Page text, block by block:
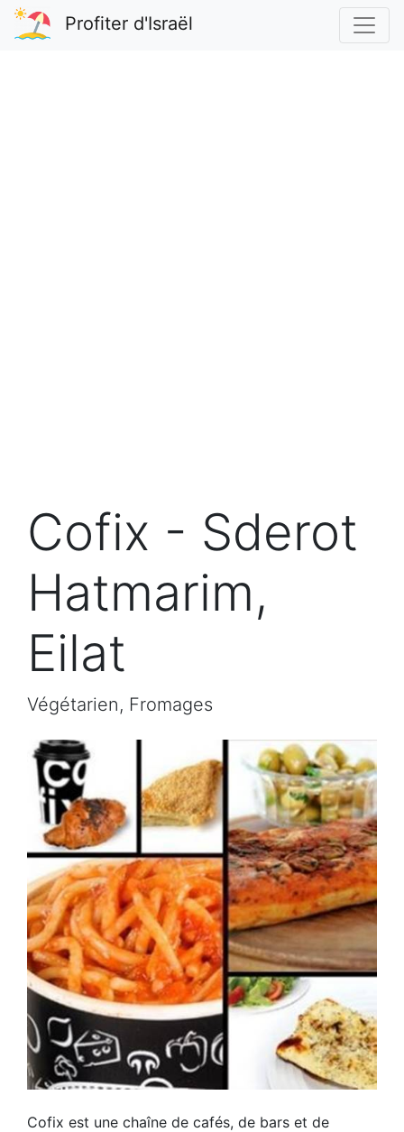
Profiter d'Israël
Cofix - Sderot
Hatmarim,
Eilat
Végétarien, Fromages
Cofix est une chaîne de cafés, de bars et de